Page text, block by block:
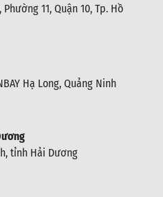
11, Quận 10, Tp. Hồ
Hạ Long, Quảng Ninh
tỉnh Hải Dương